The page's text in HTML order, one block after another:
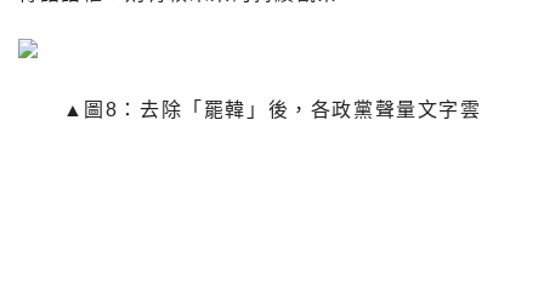
▲圖8：去除「罷韓」後，各政黨聲量文字雲